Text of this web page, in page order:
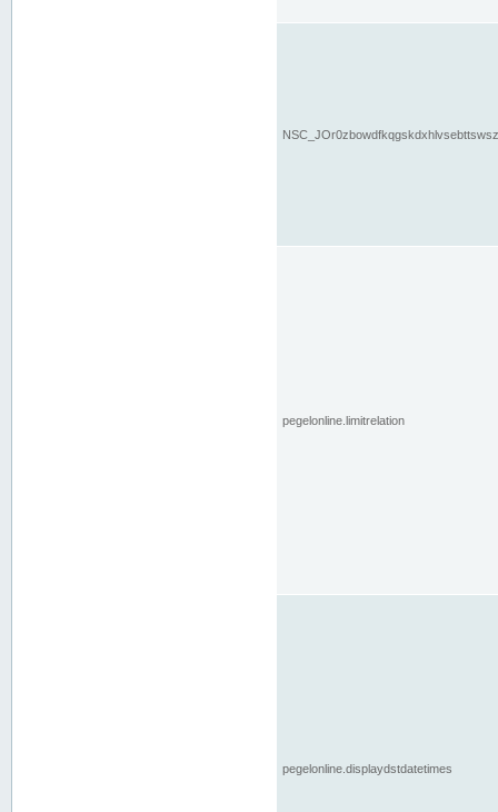
pegelonline.limitrelation
pegelonline.displaydstdatetimes